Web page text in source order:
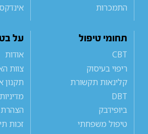
התמכרות
תחומי טיפול
CBT
ריפוי בעיסוק
קלינאות תקשורת
DBT
ביופידבק
טיפול משפחתי
על
אודות
צוות
תקנון
הצהרת
זכות